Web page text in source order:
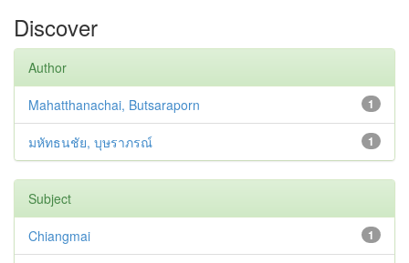
Discover
Author
1
Mahatthanachai, Butsaraporn
1
มหัทธนชัย, บุษราภรณ์
Subject
1
Chiangmai